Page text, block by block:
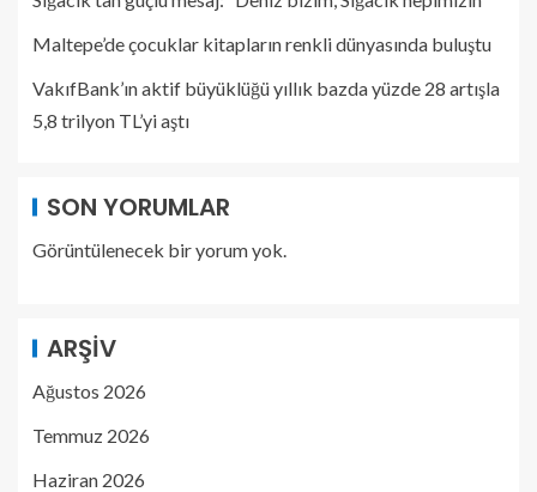
Maltepe’de çocuklar kitapların renkli dünyasında buluştu
VakıfBank’ın aktif büyüklüğü yıllık bazda yüzde 28 artışla
5,8 trilyon TL’yi aştı
SON YORUMLAR
Görüntülenecek bir yorum yok.
ARŞIV
Ağustos 2026
Temmuz 2026
Haziran 2026